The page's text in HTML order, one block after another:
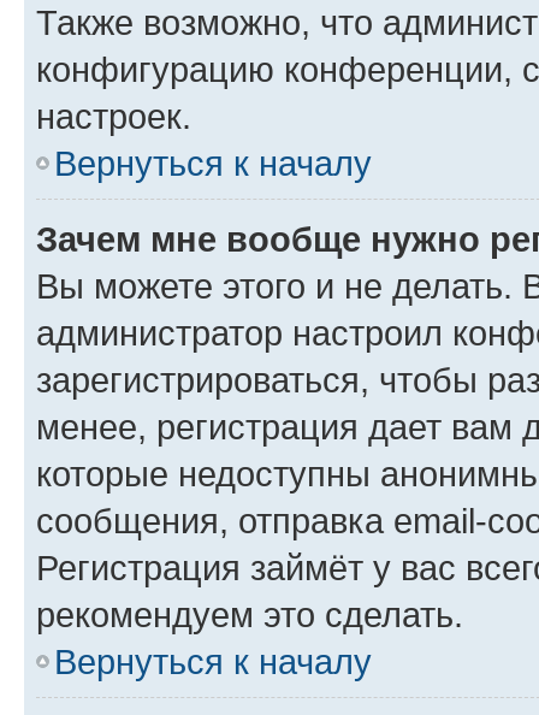
Также возможно, что
конфигурацию конференции,
настроек.
Вернуться к началу
Зачем мне вообще нужно
Вы можете этого и не делать.
администратор настроил
зарегистрироваться, чтобы
менее, регистрация дает вам
которые недоступны
сообщения, отправка email-
Регистрация займёт у вас
рекомендуем это сделать.
Вернуться к началу